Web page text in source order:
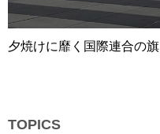
夕焼けに靡く国際連合の旗
TOPICS